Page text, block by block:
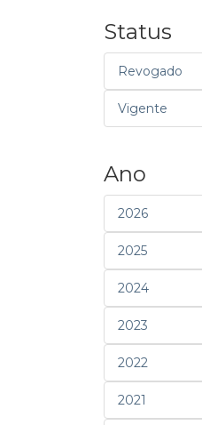
Status
Revogado
Vigente
Ano
2026
2025
2024
2023
2022
2021